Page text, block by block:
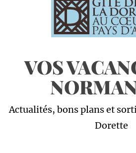
VOS
Actualités, bons plans et
Dorette